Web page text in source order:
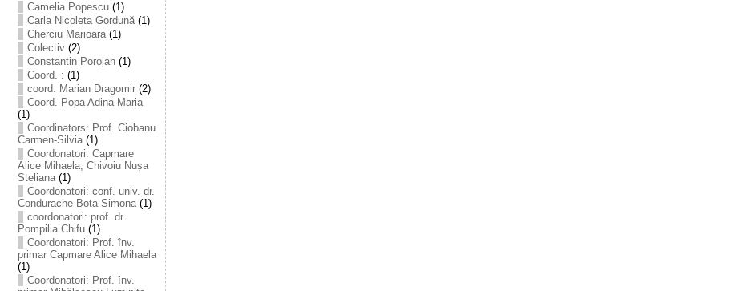
Camelia Popescu(1)
Carla Nicoleta Gordună(1)
Cherciu Marioara(1)
Colectiv(2)
Constantin Porojan(1)
Coord. : (1)
coord. Marian Dragomir(2)
Coord. Popa Adina-Maria
(1)
Coordinators: Prof. Ciobanu
Carmen-Silvia(1)
Coordonatori: Capmare
Alice Mihaela, Chivoiu Nușa
Steliana(1)
Coordonatori: conf. univ. dr.
Condurache-Bota Simona(1)
coordonatori: prof. dr.
Pompilia Chifu(1)
Coordonatori: Prof. înv.
primar Capmare Alice Mihaela
(1)
Coordonatori: Prof. înv.